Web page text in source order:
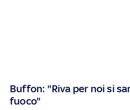
Buffon: "Riva per noi si
fuoco"